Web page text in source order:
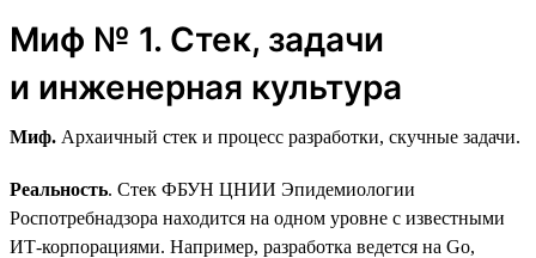
Миф № 1. Стек, задачи
и инженерная культура
Миф. Архаичный стек и процесс разработки, скучные задачи.
Реальность. Стек ФБУН ЦНИИ Эпидемиологии
Роспотребнадзора находится на одном уровне с известными
ИТ-корпорациями. Например, разработка ведется на Go,